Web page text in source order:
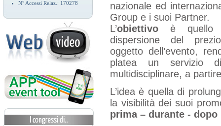
N° Accessi Relaz.: 170278
nazionale ed
Group e i suoi Partner.
L’obiettivo è quello
dispersione del
oggetto dell’evento,
platea un servizio di
multidisciplinare, a
L’idea è quella di
la visibilità dei suoi
prima – durante - dopo